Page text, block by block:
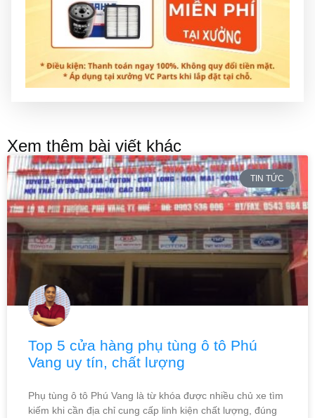
Xem thêm bài viết khác
TIN TỨC
Top 5 cửa hàng phụ tùng ô tô Phú
Vang uy tín, chất lượng
Phụ tùng ô tô Phú Vang là từ khóa được nhiều chủ xe tìm
kiếm khi cần địa chỉ cung cấp linh kiện chất lượng, đúng